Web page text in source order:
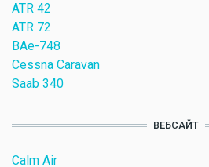
ATR 42
ATR 72
BAe-748
Cessna Caravan
Saab 340
ВЕБСАЙТ
Calm Air